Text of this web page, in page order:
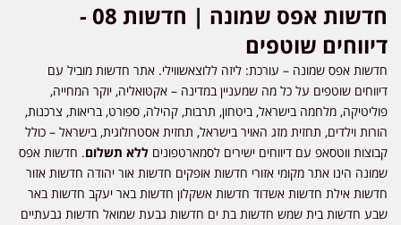
חדשות אפס שמונה | חדשות 08 -
דיווחים שוטפים
חדשות אפס שמונה – עורכת: ליזה ללוצאשווילי. אתר חדשות מוביל עם
דיווחים שוטפים על כל מה שמעניין במדינה – אקטואליה, יוקר המחייה,
פוליטיקה, מלחמה בישראל, ביטחון, תרבות, קהילה, ספורט, בריאות, צרכנות,
הורות וילדים, תחזית מזג האויר בישראל, תחזית אסטרולוגית, בישראל – כולל
קבוצות ווטסאפ עם דיווחים ישירים לסמארטפונים ללא תשלום. חדשות אפס
שמונה הינו אתר מקומי אזורי חדשות אופקים חדשות אור יהודה חדשות אזור
חדשות אילת חדשות אשדוד חדשות אשקלון חדשות באר יעקב חדשות באר
שבע חדשות בית שמש חדשות בת ים חדשות גבעת שמואל חדשות גבעתיים